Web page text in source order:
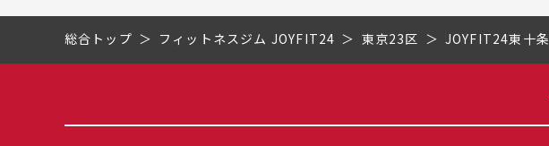
総合トップ フィットネスジム JOYFIT24 東京23区 JOYFIT24東十条